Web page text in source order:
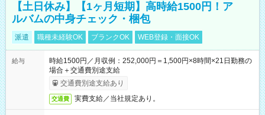
【土日休み】【1ヶ月短期】高時給1500円！ア
ルバムの中身チェック・梱包
派遣 職種未経験OK ブランクOK WEB登録・面接OK
給与
時給1500円／月収例：252,000円＝1,500円×8時間×21日勤務の
場合＋交通費別途支給
交通費別途支給あり
交通費 実費支給／当社規定あり。